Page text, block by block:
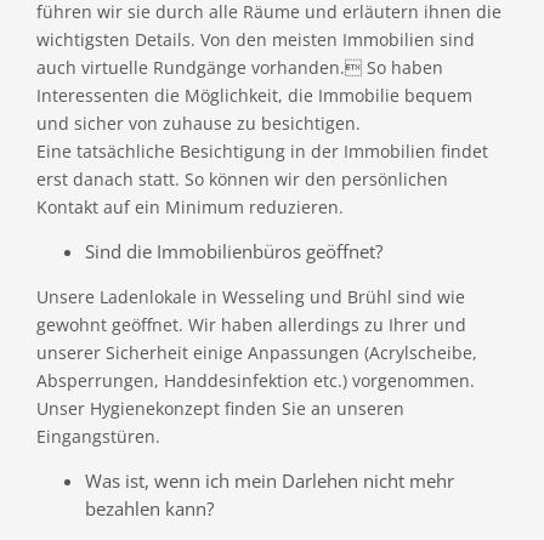
führen wir sie durch alle Räume und erläutern ihnen die
wichtigsten Details. Von den meisten Immobilien sind
auch virtuelle Rundgänge vorhanden. So haben
Interessenten die Möglichkeit, die Immobilie bequem
und sicher von zuhause zu besichtigen.
Eine tatsächliche Besichtigung in der Immobilien findet
erst danach statt. So können wir den persönlichen
Kontakt auf ein Minimum reduzieren.
Sind die Immobilienbüros geöffnet?
Unsere Ladenlokale in Wesseling und Brühl sind wie
gewohnt geöffnet. Wir haben allerdings zu Ihrer und
unserer Sicherheit einige Anpassungen (Acrylscheibe,
Absperrungen, Handdesinfektion etc.) vorgenommen.
Unser Hygienekonzept finden Sie an unseren
Eingangstüren.
Was ist, wenn ich mein Darlehen nicht mehr
bezahlen kann?